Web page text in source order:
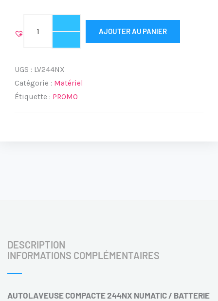
COMPACTE 244NX
NUMATIC
AJOUTER AU PANIER
UGS : LV244NX
Catégorie : Matériel
Étiquette : PROMO
DESCRIPTION
INFORMATIONS COMPLÉMENTAIRES
AUTOLAVEUSE COMPACTE244NX NUMATIC / BATTERIE